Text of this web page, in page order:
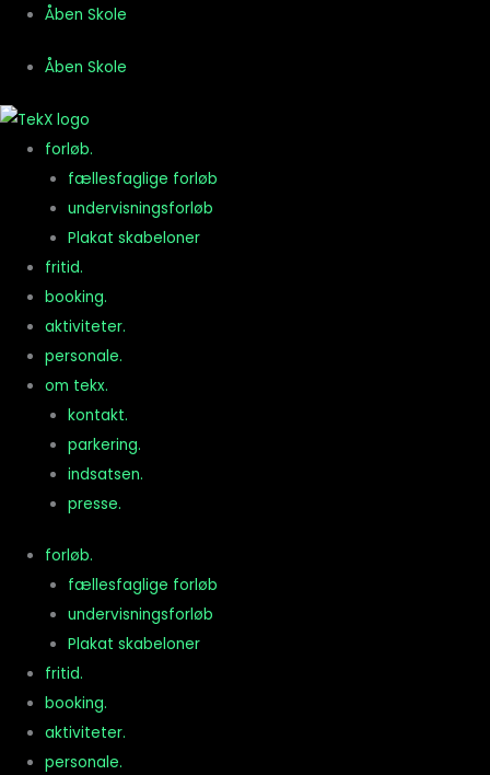
indholdet
Åben Skole
Åben Skole
forløb.
fællesfaglige forløb
undervisningsforløb
Plakat skabeloner
fritid.
booking.
aktiviteter.
personale.
om tekx.
kontakt.
parkering.
indsatsen.
presse.
forløb.
fællesfaglige forløb
undervisningsforløb
Plakat skabeloner
fritid.
booking.
aktiviteter.
personale.